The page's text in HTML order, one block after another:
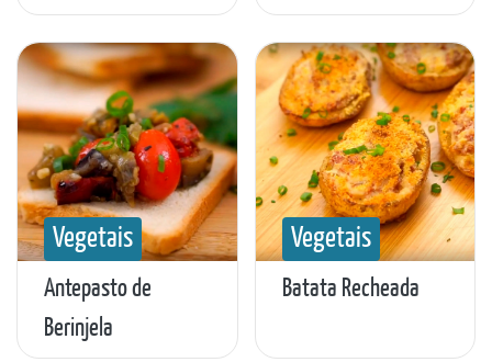
Vegetais
Antepasto de
Berinjela
Vegetais
Batata Recheada